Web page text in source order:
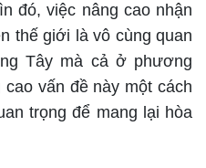
đó, việc nâng cao nhận
thế giới là vô cùng quan
Tây mà cả ở phương
vấn đề này một cách
trọng để mang lại hòa